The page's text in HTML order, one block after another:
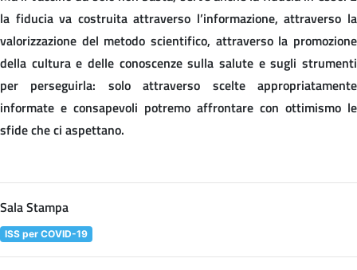
la fiducia va costruita attraverso l’informazione, attraverso la
valorizzazione del metodo scientifico, attraverso la promozione
della cultura e delle conoscenze sulla salute e sugli strumenti
per perseguirla: solo attraverso scelte appropriatamente
informate e consapevoli potremo affrontare con ottimismo le
sfide che ci aspettano.
Sala Stampa
ISS per COVID-19